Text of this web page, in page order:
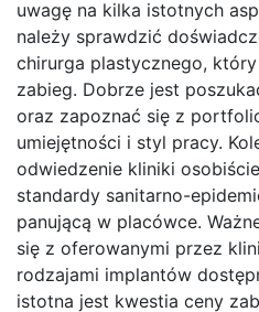
uwagę na kilka istotnych
należy sprawdzić
chirurga plastycznego,
zabieg. Dobrze jest
oraz zapoznać się z
umiejętności i styl pracy.
odwiedzenie kliniki
standardy sanitarno-
panującą w placówce.
się z oferowanymi przez
rodzajami implantów
istotna jest kwestia ceny